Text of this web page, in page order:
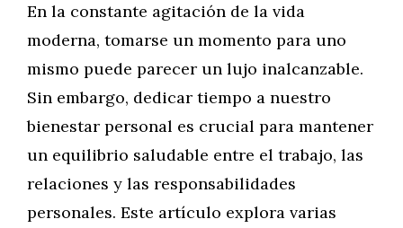
En la constante agitación de la vida
moderna, tomarse un momento para uno
mismo puede parecer un lujo inalcanzable.
Sin embargo, dedicar tiempo a nuestro
bienestar personal es crucial para mantener
un equilibrio saludable entre el trabajo, las
relaciones y las responsabilidades
personales. Este artículo explora varias